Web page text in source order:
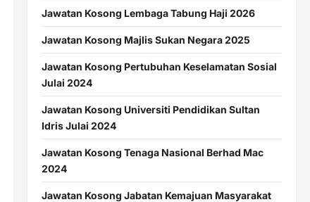
Jawatan Kosong Lembaga Tabung Haji 2026
Jawatan Kosong Majlis Sukan Negara 2025
Jawatan Kosong Pertubuhan Keselamatan Sosial
Julai 2024
Jawatan Kosong Universiti Pendidikan Sultan
Idris Julai 2024
Jawatan Kosong Tenaga Nasional Berhad Mac
2024
Jawatan Kosong Jabatan Kemajuan Masyarakat